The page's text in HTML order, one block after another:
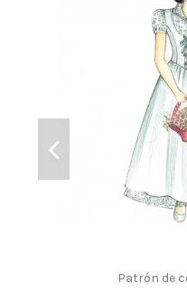
Patrón de